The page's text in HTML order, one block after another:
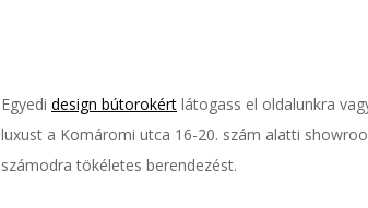
Egyedi design bútorokért látogass el oldalunkra
luxust a Komáromi utca 16-20. szám alatti
számodra tökéletes berendezést.